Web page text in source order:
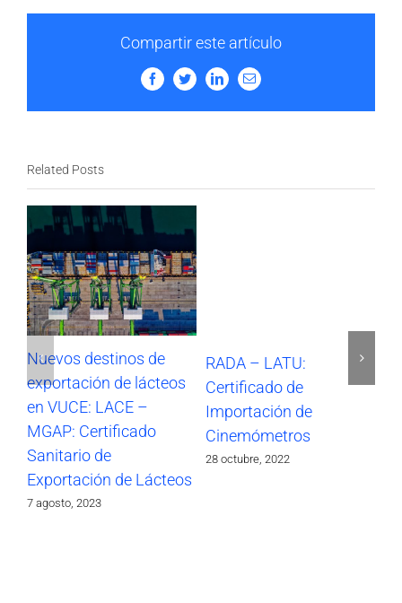
Compartir este artículo
FacebookTwitterLinkedInEmail
Related Posts
Nuevos destinos de
exportación de lácteos
en VUCE: LACE –
MGAP: Certificado
Sanitario de
Exportación de Lácteos
7 agosto, 2023
RADA – LATU:
Certificado de
Importación de
Cinemómetros
28 octubre, 2022